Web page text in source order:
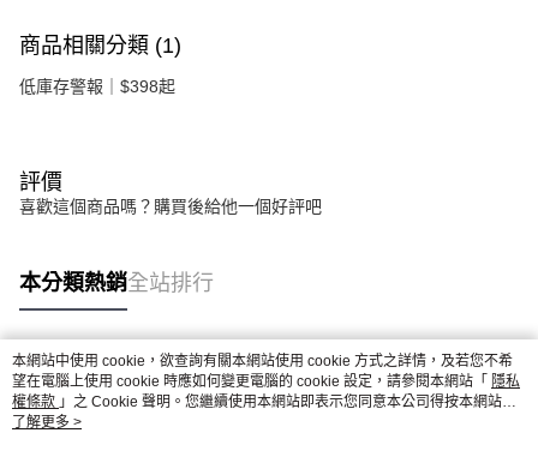
商品相關分類 (1)
低庫存警報｜$398起
評價
喜歡這個商品嗎？購買後給他一個好評吧
本分類熱銷全站排行
熱門標籤
本網站中使用 cookie，欲查詢有關本網站使用 cookie 方式之詳情，及若您不希
望在電腦上使用 cookie 時應如何變更電腦的 cookie 設定，請參閱本網站「 隱私
權條款 」之 Cookie 聲明。您繼續使用本網站即表示您同意本公司得按本網站使
用條款之 Cookie 聲明使用 cookie。
了解更多 >